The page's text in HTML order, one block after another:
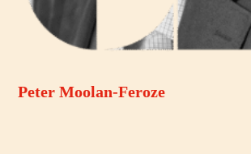
Peter Moolan-Feroze